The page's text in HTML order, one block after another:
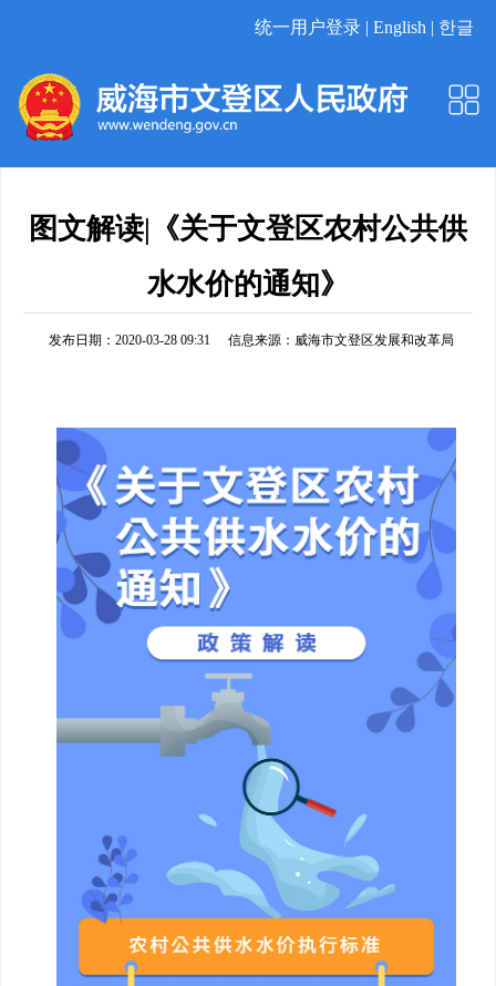
统一用户登录 | English | 한글
图文解读|《关于文登区农村公共供
水水价的通知》
发布日期：2020-03-28 09:31 信息来源： 威海市文登区发展和改革局